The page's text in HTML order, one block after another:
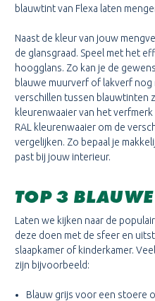
blauwtint van Flexa laten
Naast de kleur van jouw
de glansgraad. Speel met het
hoogglans. Zo kan je de
blauwe muurverf of lakverf nog
verschillen tussen blauwtinten
kleurenwaaier van het
RAL kleurenwaaier om de
vergelijken. Zo bepaal je
past bij jouw interieur.
TOP 3
Laten we kijken naar de
deze doen met de sfeer en
slaapkamer of kinderkamer.
zijn bijvoorbeeld:
Blauw grijs voor een stoere